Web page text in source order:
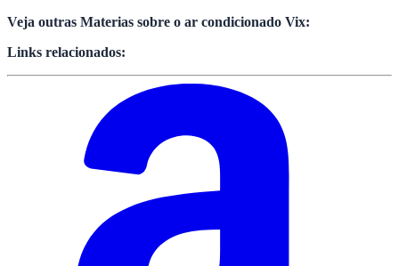
Veja outras Materias sobre o ar condicionado Vix:
Links relacionados: